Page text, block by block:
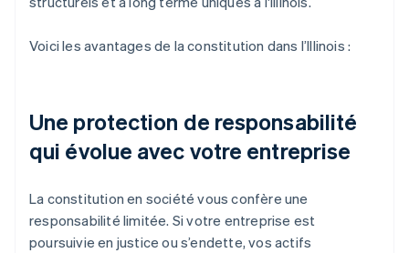
Voici les avantages de la constitution dans l’Illinois :
Une protection de responsabilité
qui évolue avec votre entreprise
La constitution en société vous confère une
responsabilité limitée. Si votre entreprise est
poursuivie en justice ou s’endette, vos actifs